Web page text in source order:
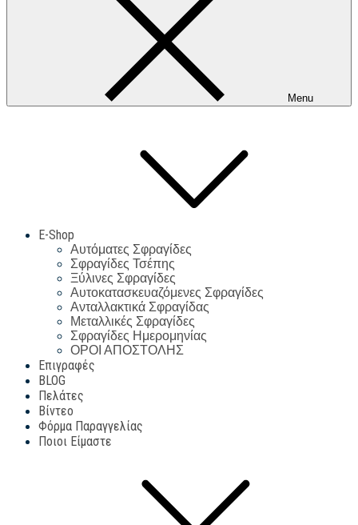
Menu
E-Shop
Αυτόματες Σφραγίδες
Σφραγίδες Τσέπης
Ξύλινες Σφραγίδες
Αυτοκατασκευαζόμενες Σφραγίδες
Ανταλλακτικά Σφραγίδας
Μεταλλικές Σφραγίδες
Σφραγίδες Ημερομηνίας
ΟΡΟΙ ΑΠΟΣΤΟΛΗΣ
Επιγραφές
BLOG
Πελάτες
Βίντεο
Φόρμα Παραγγελίας
Ποιοι Είμαστε